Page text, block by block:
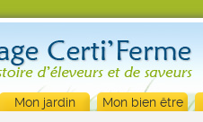
Mon jardin Mon bien être